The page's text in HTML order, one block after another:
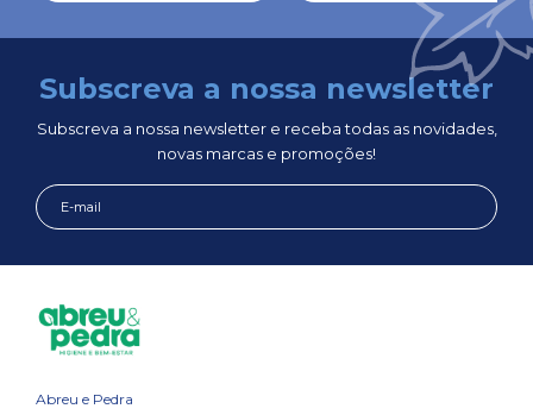
Subscreva a nossa newsletter
Subscreva a nossa newsletter e receba todas as novidades,
novas marcas e promoções!
Abreu e Pedra